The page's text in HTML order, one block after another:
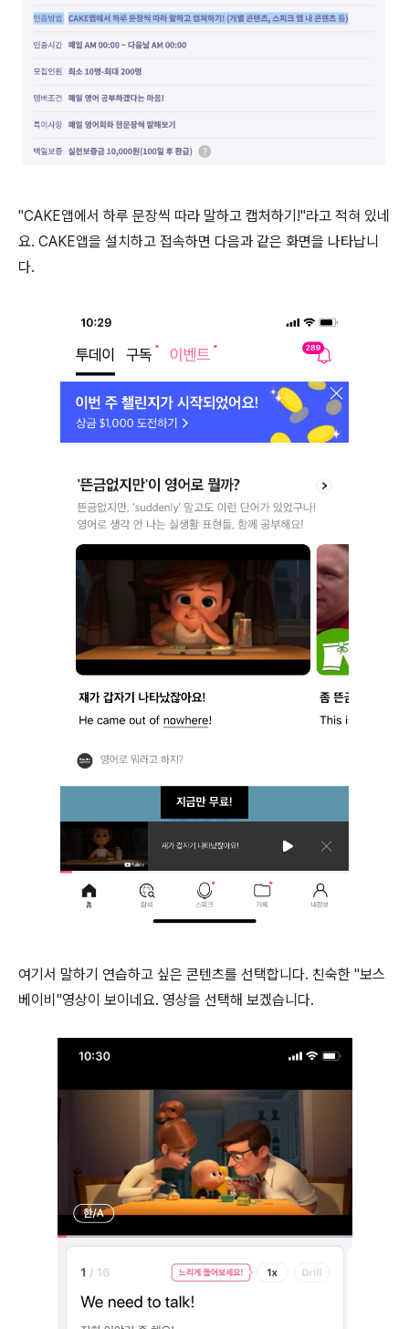
"CAKE앱에서 하루 문장씩 따라 말하고 캡처하기!"라고 적혀 있네
요. CAKE앱을 설치하고 접속하면 다음과 같은 화면을 나타납니
다.
여기서 말하기 연습하고 싶은 콘텐츠를 선택합니다. 친숙한 "보스
베이비"영상이 보이네요. 영상을 선택해 보겠습니다.